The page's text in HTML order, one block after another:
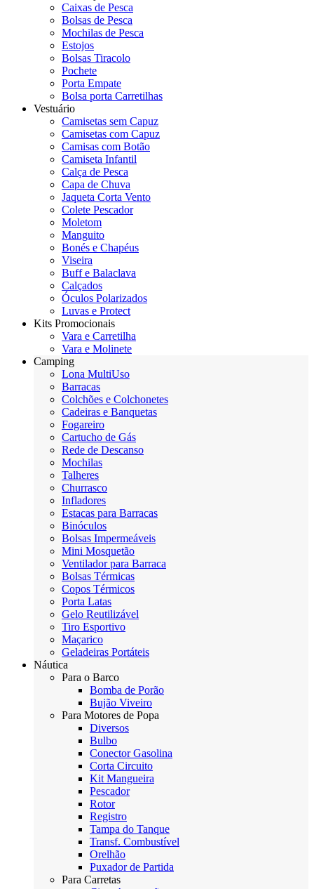
Caixas de Pesca
Bolsas de Pesca
Mochilas de Pesca
Estojos
Bolsas Tiracolo
Pochete
Porta Empate
Bolsa porta Carretilhas
Vestuário
Camisetas sem Capuz
Camisetas com Capuz
Camisas com Botão
Camiseta Infantil
Calça de Pesca
Capa de Chuva
Jaqueta Corta Vento
Colete Pescador
Moletom
Manguito
Bonés e Chapéus
Viseira
Buff e Balaclava
Calçados
Óculos Polarizados
Luvas e Protect
Kits Promocionais
Vara e Carretilha
Vara e Molinete
Camping
Lona MultiUso
Barracas
Colchões e Colchonetes
Cadeiras e Banquetas
Fogareiro
Cartucho de Gás
Rede de Descanso
Mochilas
Talheres
Churrasco
Infladores
Estacas para Barracas
Binóculos
Bolsas Impermeáveis
Mini Mosquetão
Ventilador para Barraca
Bolsas Térmicas
Copos Térmicos
Porta Latas
Gelo Reutilizável
Tiro Esportivo
Maçarico
Geladeiras Portáteis
Náutica
Para o Barco
Bomba de Porão
Bujão Viveiro
Para Motores de Popa
Diversos
Bulbo
Conector Gasolina
Corta Circuito
Kit Mangueira
Pescador
Rotor
Registro
Tampa do Tanque
Transf. Combustível
Orelhão
Puxador de Partida
Para Carretas